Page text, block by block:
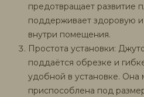
предотвращает развитие
поддерживает здоровую
внутри помещения.
Простота установки:
поддаётся обрезке и
удобной в установке. Она
приспособлена под